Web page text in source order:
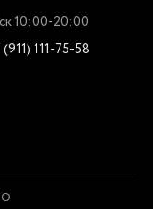
10:00-20:00
111-75-58